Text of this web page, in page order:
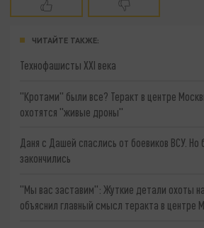
ЧИТАЙТЕ ТАКЖЕ:
Технофашисты XXI века
"Кротами" были все? Теракт в центре
охотятся "живые дроны"
Даня с Дашей спаслись от боевиков ВСУ.
закончились
"Мы вас заставим": Жуткие детали охоты
объяснил главный смысл теракта в центре